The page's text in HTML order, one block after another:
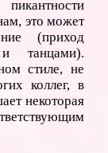
это может
(приход
танцами).
стиле, не
коллег, в
некоторая